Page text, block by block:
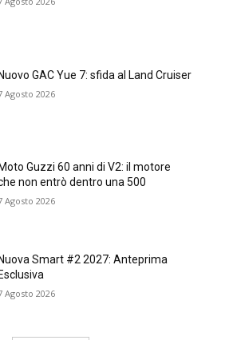
Nuovo GAC Yue 7: sfida al Land Cruiser
Agosto 2026
Moto Guzzi 60 anni di V2: il motore
non entrò dentro una 500
Agosto 2026
Nuova Smart #2 2027: Anteprima
Esclusiva
Agosto 2026